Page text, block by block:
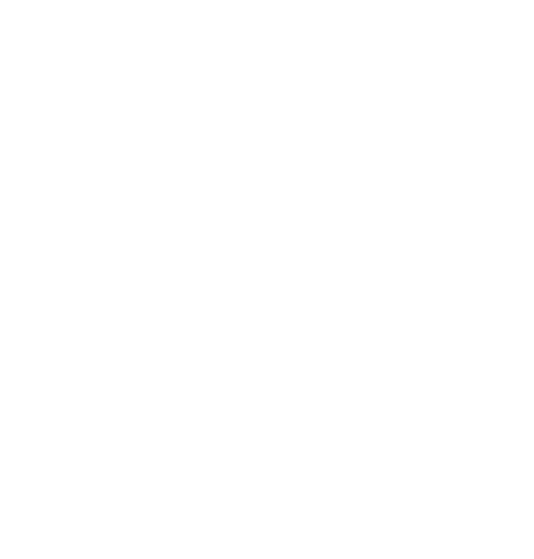
探しの方法！失敗から学んだ
知っておこう